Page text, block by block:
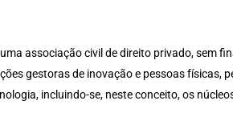
associação civil de direito privado, sem
gestoras de inovação e pessoas físicas,
incluindo-se, neste conceito, os